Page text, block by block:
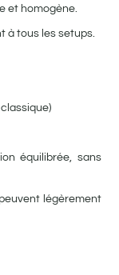
et homogène.
à tous les setups.
équilibrée, sans
légèrement